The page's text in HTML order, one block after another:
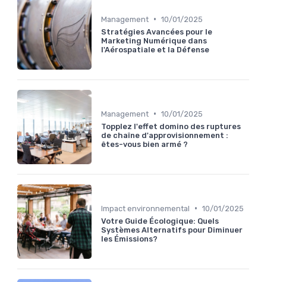
Management • 10/01/2025
Stratégies Avancées pour le
Marketing Numérique dans
l'Aérospatiale et la Défense
Management • 10/01/2025
Topplez l'effet domino des ruptures
de chaîne d'approvisionnement :
êtes-vous bien armé ?
Impact environnemental • 10/01/2025
Votre Guide Écologique: Quels
Systèmes Alternatifs pour Diminuer
les Émissions?